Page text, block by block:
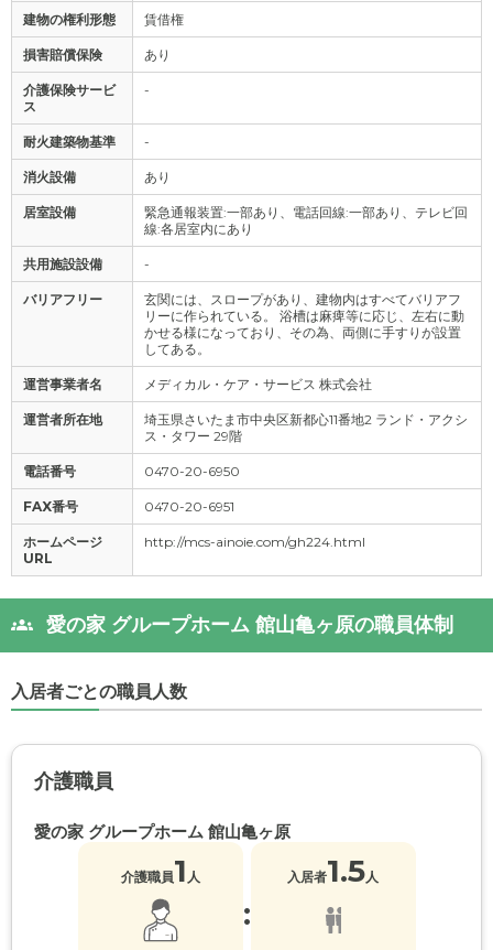
建物の権利形態 賃借権
損害賠償保険 あり
介護保険サービ
ス
-
耐火建築物基準 -
消火設備 あり
居室設備
緊急通報装置:一部あり、電話回線:一部あり、テレビ回
線:各居室内にあり
共用施設設備 -
バリアフリー
玄関には、スロープがあり、建物内はすべてバリアフ
リーに作られている。 浴槽は麻痺等に応じ、左右に動
かせる様になっており、その為、両側に手すりが設置
してある。
運営事業者名 メディカル・ケア・サービス 株式会社
運営者所在地
埼玉県さいたま市中央区新都心11番地2 ランド・アクシ
ス・タワー 29階
電話番号 0470-20-6950
FAX番号 0470-20-6951
ホームページ
URL
http://mcs-ainoie.com/gh224.html
愛の家 グループホーム 館山亀ヶ原の職員体制
入居者ごとの職員人数
介護職員
愛の家 グループホーム 館山亀ヶ原
介護職員1 人
:
入居者1.5 人